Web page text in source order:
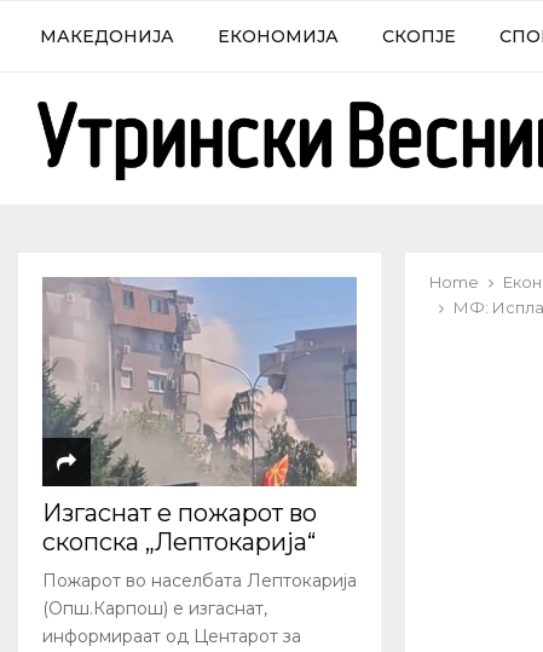
МАКЕДОНИЈА ЕКОНОМИЈА СКОПЈЕ
Home
МФ:
Изгаснат е пожарот во
скопска „Лептокарија“
Пожарот во населбата Лептокарија
(Опш.Карпош) е изгаснат,
информираат од Центарот за